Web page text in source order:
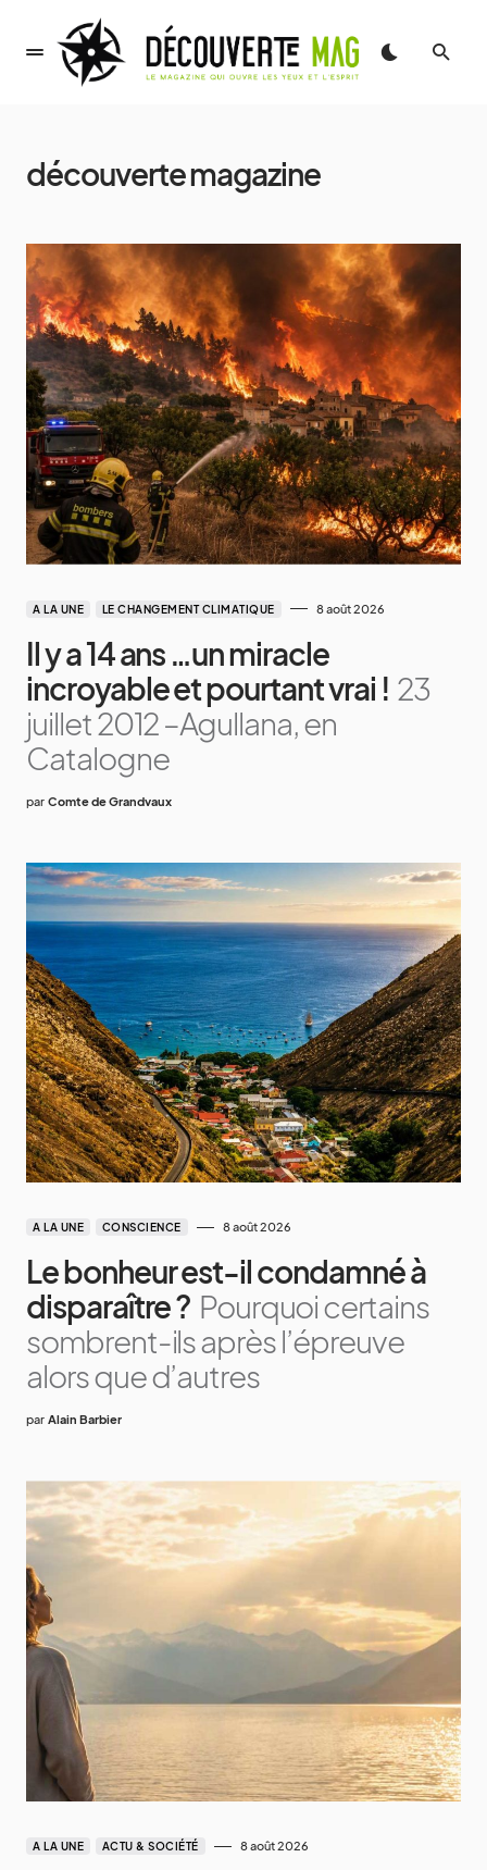
découverte magazine
A LA UNE LE CHANGEMENT CLIMATIQUE 8 août 2026
Il y a 14 ans …un miracle
incroyable et pourtant vrai ! 23
juillet 2012 –Agullana, en
Catalogne
par Comte de Grandvaux
A LA UNE CONSCIENCE 8 août 2026
Le bonheur est-il condamné à
disparaître ? Pourquoi certains
sombrent-ils après l’épreuve
alors que d’autres
par Alain Barbier
A LA UNE ACTU & SOCIÉTÉ 8 août 2026